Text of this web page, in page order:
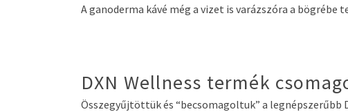
A ganoderma kávé még a vizet is varázszóra a bögrébe
DXN Wellness termék
Összegyűjtöttük és “becsomagoltuk” a